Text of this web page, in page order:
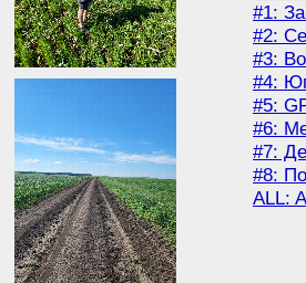
#1:
#2:
#3:
#4:
#5:
#6:
#7:
#8:
ALL: